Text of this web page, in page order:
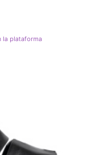
la plataforma